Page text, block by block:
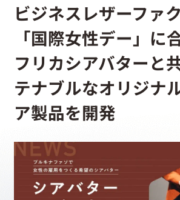
グループの仕組み
ソーシャルビジネス
フェロー紹介
採用情報
ビジネスレザーファ
「国際女性デー」に
フリカシアバターと
テナブルなオリジナ
ア製品を開発